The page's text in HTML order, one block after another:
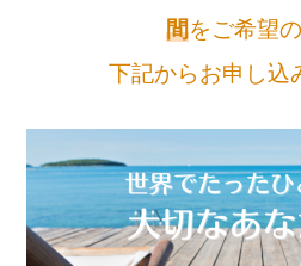
間をご希望の
下記からお申し込